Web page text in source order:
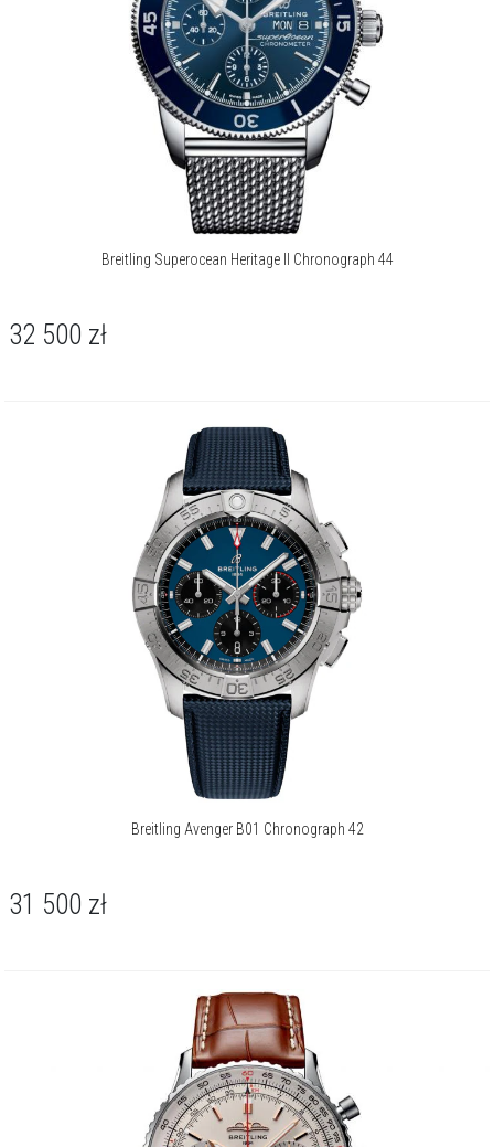
Breitling Superocean Heritage II Chronograph 44
32 500 zł
Breitling Avenger B01 Chronograph 42
31 500 zł